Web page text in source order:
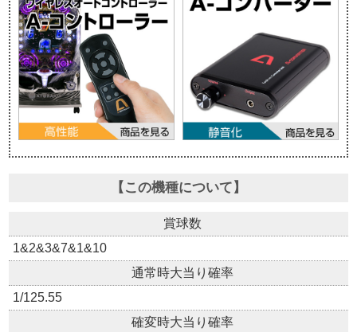
【この機種について】
賞球数
1&2&3&7&1&10
通常時大当り確率
1/125.55
確変時大当り確率